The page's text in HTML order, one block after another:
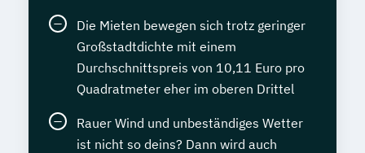
Die Mieten bewegen sich trotz geringer
Großstadtdichte mit einem
Durchschnittspreis von 10,11 Euro pro
Quadratmeter eher im oberen Drittel
Rauer Wind und unbeständiges Wetter
ist nicht so deins? Dann wird auch